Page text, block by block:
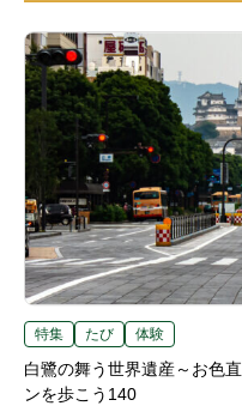
特集 たび 体験
白鷺の舞う世界遺産～お色
ンを歩こう140